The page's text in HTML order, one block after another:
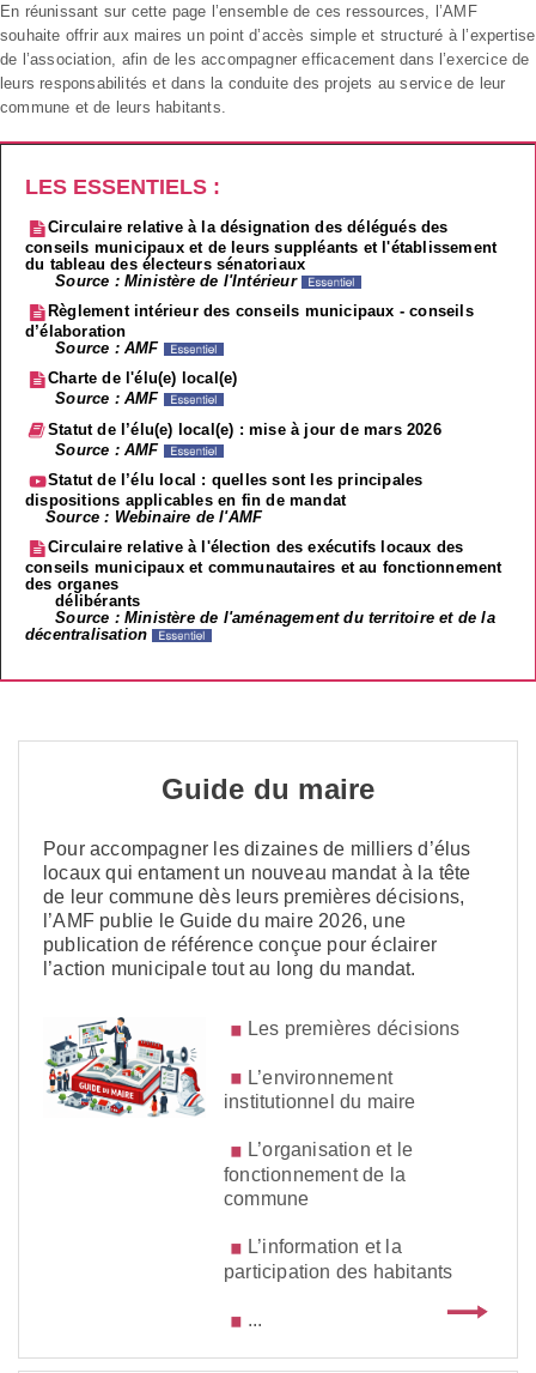
En réunissant sur cette page l’ensemble de ces ressources, l’AMF
souhaite offrir aux maires un point d’accès simple et structuré à l’expertise
de l’association, afin de les accompagner efficacement dans l’exercice de
leurs responsabilités et dans la conduite des projets au service de leur
commune et de leurs habitants.
LES ESSENTIELS :
Circulaire relative à la désignation des délégués des
conseils municipaux et de leurs suppléants et l'établissement
du tableau des électeurs sénatoriaux
Source : Ministère de l'Intérieur
Règlement intérieur des conseils municipaux - conseils
d’élaboration
Source : AMF
Charte de l'élu(e) local(e)
Source : AMF
Statut de l’élu(e) local(e) : mise à jour de mars 2026
Source : AMF
Statut de l’élu local : quelles sont les principales
dispositions applicables en fin de mandat
Source : Webinaire de l'AMF
Circulaire relative à l'élection des exécutifs locaux des
conseils municipaux et communautaires et au fonctionnement
des organes
délibérants
Source : Ministère de l'aménagement du territoire et de la
décentralisation
Guide du maire
Pour accompagner les dizaines de milliers d’élus
locaux qui entament un nouveau mandat à la tête
de leur commune dès leurs premières décisions,
l’AMF publie le Guide du maire 2026, une
publication de référence conçue pour éclairer
l’action municipale tout au long du mandat.
Les premières décisions
L’environnement
institutionnel du maire
L’organisation et le
fonctionnement de la
commune
L’information et la
participation des habitants
...